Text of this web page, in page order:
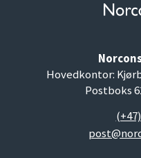
Hovedkontor:
Postboks